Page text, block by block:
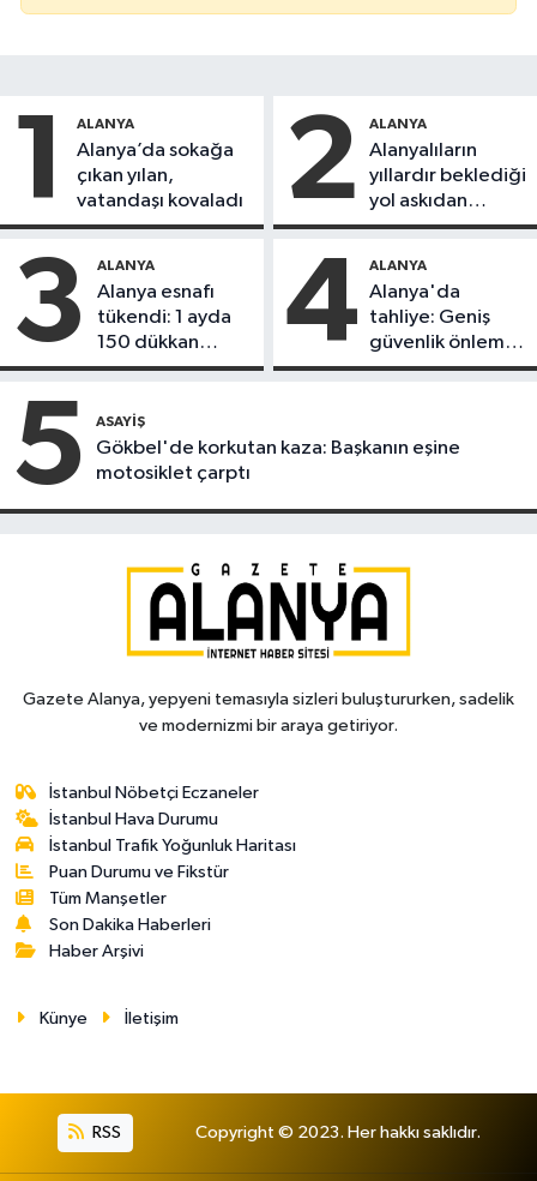
1 ALANYA
Alanya’da sokağa
çıkan yılan,
vatandaşı kovaladı
2 ALANYA
Alanyalıların
yıllardır beklediği
yol askıdan
döndü
3 ALANYA
Alanya esnafı
tükendi: 1 ayda
150 dükkan
kapandı
4 ALANYA
Alanya'da
tahliye: Geniş
güvenlik önlemi
alındı
5 ASAYIŞ
Gökbel'de korkutan kaza: Başkanın eşine
motosiklet çarptı
Gazete Alanya, yepyeni temasıyla sizleri buluştururken, sadelik
ve modernizmi bir araya getiriyor.
İstanbul Nöbetçi Eczaneler
İstanbul Hava Durumu
İstanbul Trafik Yoğunluk Haritası
Puan Durumu ve Fikstür
Tüm Manşetler
Son Dakika Haberleri
Haber Arşivi
Künye İletişim
RSS Copyright © 2023. Her hakkı saklıdır.